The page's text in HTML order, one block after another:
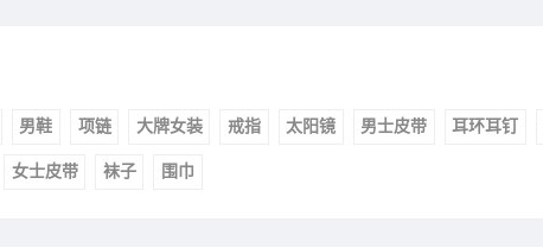
男鞋 项链 大牌女装 戒指 太阳镜 男士皮带 耳环耳钉
女士皮带 袜子 围巾